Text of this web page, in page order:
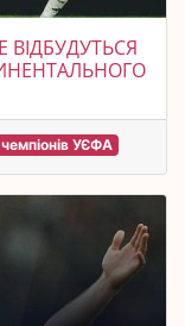
ВІДБУДУТЬСЯ
чемпіонів УЄФА